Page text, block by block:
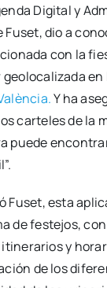
Digi­tal y
dio a
con la
en
Y ha
car­te­les de la
pue­de
Fuset, esta
de fes­te­jos,
y
de los